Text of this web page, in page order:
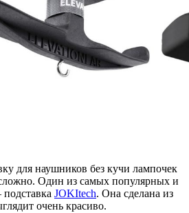
для наушников без кучи лампочек
Один из самых популярных и
JOKItech. Она сделана из
очень красиво.